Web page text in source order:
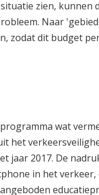
zien, kunnen
Naar
zodat dit budget
wat
het
jaar 2017. De
in het